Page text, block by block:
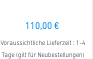
110,00 €
Voraussichtliche Lieferzeit : 1-4
Tage (gilt für Neubestellungen)